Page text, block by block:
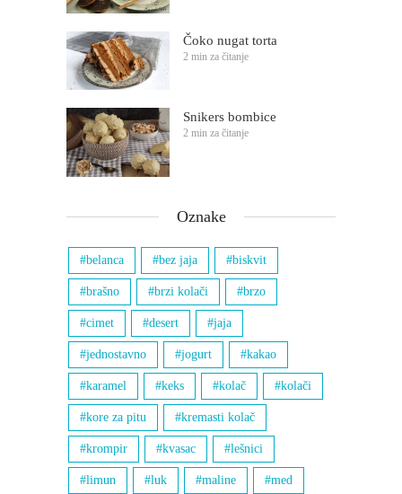
Čoko nugat torta
2 min za čitanje
Snikers bombice
2 min za čitanje
Oznake
belanca bez jaja biskvit
brašno brzi kolači brzo
cimet desert jaja
jednostavno jogurt kakao
karamel keks kolač kolači
kore za pitu kremasti kolač
krompir kvasac lešnici
limun luk maline med